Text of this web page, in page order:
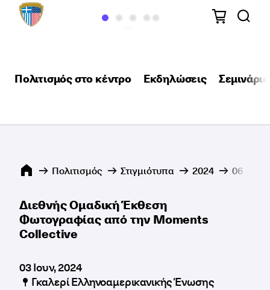
Πολιτισμός στο κέντρο Εκδηλώσεις Σεμινάρια
Πολιτισμός Στιγμιότυπα 2024 06
Διεθνής Ομαδική Έκθεση
Φωτογραφίας από την Moments
Collective
03 Ιουν, 2024
Γκαλερί Ελληνοαμερικανικής Ένωσης